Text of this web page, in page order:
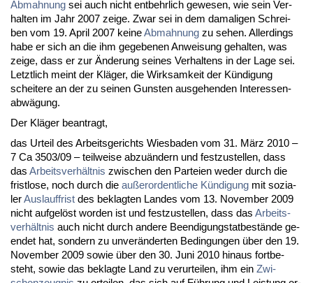
Ab­mah­nung sei auch nicht ent­behr­lich ge­we­sen, wie sein Ver­
hal­ten im Jahr 2007 zei­ge. Zwar sei in dem da­ma­li­gen Schrei­
ben vom 19. April 2007 kei­neAb­mah­nung zu se­hen. Al­ler­dings
ha­be er sich an die ihm ge­ge­be­nen An­wei­sung ge­hal­ten, was
zei­ge, dass er zur Ände­rung sei­nes Ver­hal­tens in der La­ge sei.
Letzt­lich meint der Kläger, die Wirk­sam­keit der Kündi­gung
schei­te­re an der zu sei­nen Guns­ten aus­ge­hen­den In­ter­es­sen­
abwägung.
Der Kläger be­an­tragt,
das Ur­teil des Ar­beits­ge­richts Wies­ba­den vom 31. März 2010 –
7 Ca 3503/09 – teil­wei­se ab­zuändern und fest­zu­stel­len, dass
das Ar­beits­verhält­nis zwi­schen den Par­tei­en we­der durch die
frist­lo­se, noch durch die außer­or­dent­li­che Kündi­gung mit so­zia­
lerAus­lauf­frist des be­klag­ten Lan­des vom 13. No­vem­ber 2009
nicht auf­gelöst wor­den ist und fest­zu­stel­len, dass das Ar­beits­
verhält­nis auch nicht durch an­de­re Be­en­di­gungs­tat­bestände ge­
en­det hat, son­dern zu un­veränder­ten Be­din­gun­gen über den 19.
No­vem­ber 2009 so­wie über den 30. Ju­ni 2010 hin­aus fort­be­
steht, so­wie das be­klag­te Land zu ver­ur­tei­len, ihm ein Zwi­